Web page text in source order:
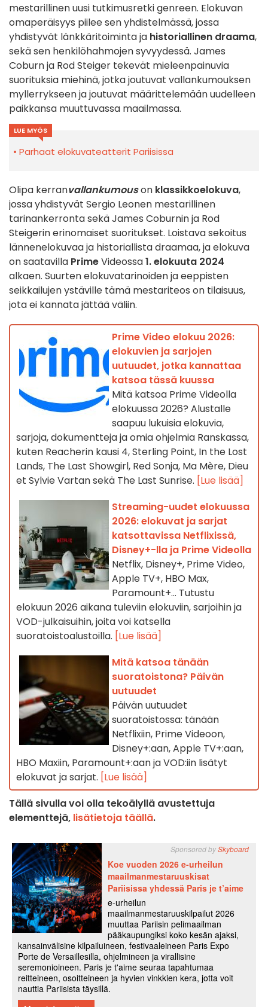
mestarillinen uusi tutkimusretki genreen. Elokuvan
omaperäisyys piilee sen yhdistelmässä, jossa
yhdistyvät länkkäritoiminta ja historiallinen draama,
sekä sen henkilöhahmojen syvyydessä. James
Coburn ja Rod Steiger tekevät mieleenpainuvia
suorituksia miehinä, jotka joutuvat vallankumouksen
myllerrykseen ja joutuvat määrittelemään uudelleen
paikkansa muuttuvassa maailmassa.
LUE MYÖS
Parhaat elokuvateatterit Pariisissa
Olipa kerranvallankumouson klassikkoelokuva,
jossa yhdistyvät Sergio Leonen mestarillinen
tarinankerronta sekä James Coburnin ja Rod
Steigerin erinomaiset suoritukset. Loistava sekoitus
lännenelokuvaa ja historiallista draamaa, ja elokuva
on saatavilla PrimeVideossa1. elokuuta 2024
alkaen. Suurten elokuvatarinoiden ja eeppisten
seikkailujen ystäville tämä mestariteos on tilaisuus,
jota ei kannata jättää väliin.
Prime Video elokuu 2026:
elokuvien ja sarjojen
uutuudet, jotka kannattaa
katsoa tässä kuussa
Mitä katsoa Prime Videolla
elokuussa 2026? Alustalle
saapuu lukuisia elokuvia,
sarjoja, dokumentteja ja omia ohjelmia Ranskassa,
kuten Reacherin kausi 4, Sterling Point, In the Lost
Lands, The Last Showgirl, Red Sonja, Ma Mère, Dieu
et Sylvie Vartan sekä The Last Sunrise. [Lue lisää]
Streaming-uudet elokuussa
2026: elokuvat ja sarjat
katsottavissa Netflixissä,
Disney+-lla ja Prime Videolla
Netflix, Disney+, Prime Video,
Apple TV+, HBO Max,
Paramount+… Tutustu
elokuun 2026 aikana tuleviin elokuviin, sarjoihin ja
VOD-julkaisuihin, joita voi katsella
suoratoistoalustoilla. [Lue lisää]
Mitä katsoa tänään
suoratoistona? Päivän
uutuudet
Päivän uutuudet
suoratoistossa: tänään
Netflixiin, Prime Videoon,
Disney+:aan, Apple TV+:aan,
HBO Maxiin, Paramount+:aan ja VOD:iin lisätyt
elokuvat ja sarjat. [Lue lisää]
Tällä sivulla voi olla tekoälyllä avustettuja
elementtejä, lisätietoja täällä.